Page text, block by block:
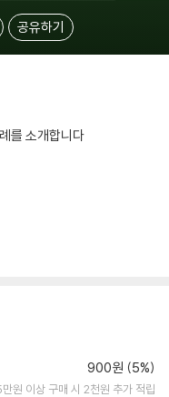
공유하기
를 소개합니다
900원 (5%)
원 이상 구매 시 2천원 추가 적립